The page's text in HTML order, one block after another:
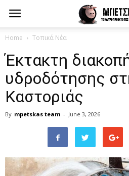
Home Τοπικά Νέα
Έκτακτη
υδροδότησης
Καστοριάς
By mpetskas team - June 3, 2026